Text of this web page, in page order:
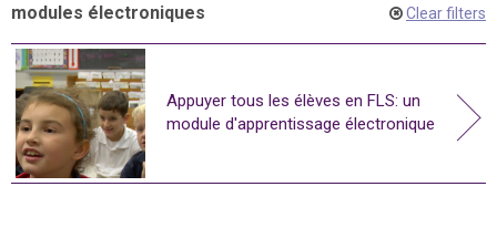
modules électroniques Clear filters
Appuyer tous les élèves en FLS: un
module d'apprentissage électronique